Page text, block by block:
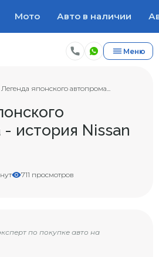
Мото Авто в наличии
Меню
Легенда японского автопрома...
история Nissan
711 просмотров
по покупке авто на